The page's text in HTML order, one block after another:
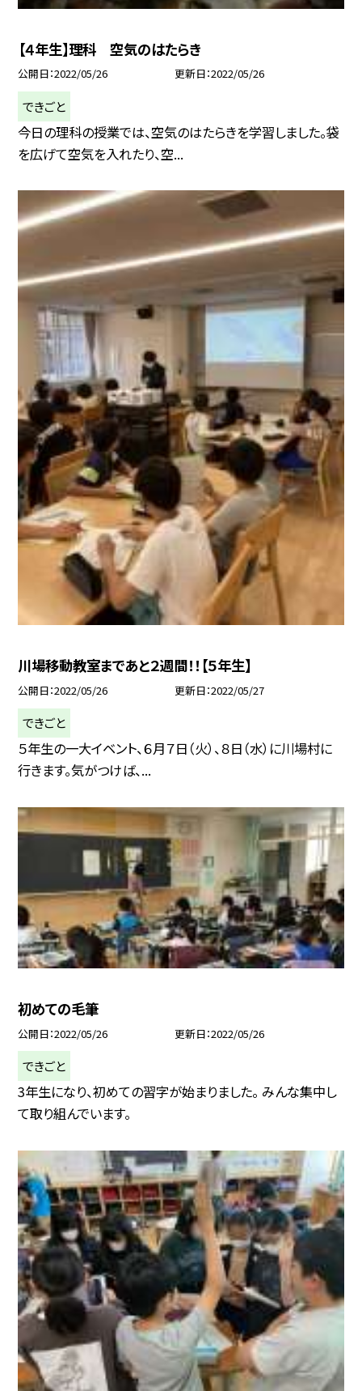
【４年生】理科 空気のはたらき
公開日 2022/05/26 更新日 2022/05/26
できごと
今日の理科の授業では、空気のはたらきを学習しました。袋
を広げて空気を入れたり、空...
川場移動教室まであと２週間！！【５年生】
公開日 2022/05/26 更新日 2022/05/27
できごと
５年生の一大イベント、６月７日（火）、８日（水）に川場村に
行きます。気がつけば、...
初めての毛筆
公開日 2022/05/26 更新日 2022/05/26
できごと
3年生になり、初めての習字が始まりました。 みんな集中し
て取り組んでいます。